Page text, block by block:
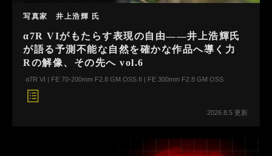
写真家 井上浩輝 氏
α7R VIがもたらす表現の自由――井上浩輝氏
が語る予測不能な自然を確かな作品へ導く力
Rの解像、その先へ vol.6
α7R VI | FE 70-200mm F2.8 GM OSS II | FE 300mm F2.8 GM OSS
2026.8.5 更新